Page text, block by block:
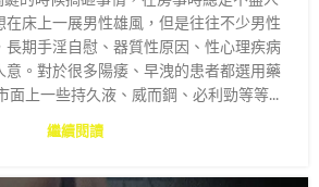
在床上一展男性雄風，但是往往不少男性
長期手淫自慰、器質性原因、性心理疾病
意。對於很多陽痿、早洩的患者都選用藥
面上一些持久液、威而鋼、必利勁等等...
繼續閱讀